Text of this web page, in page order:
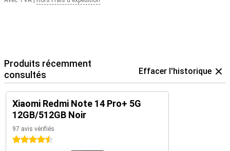
Produits récemment
consultés
Effacer l'historique
Xiaomi Redmi Note 14 Pro+ 5G
12GB/512GB Noir
97 avis vérifiés
4.5 étoiles